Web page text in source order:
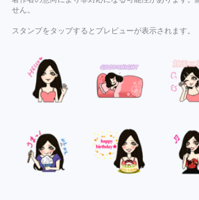
せん。
スタンプをタップするとプレビューが表示されます。